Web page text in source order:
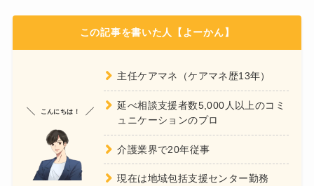
この記事を書いた人【よーかん】
主任ケアマネ（ケアマネ歴13年）
延べ相談支援者数5,000人以上のコミ
ュニケーションのプロ
介護業界で20年従事
現在は地域包括支援センター勤務
こんにちは！